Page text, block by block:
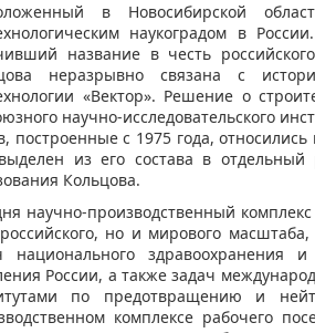
в Новосибирской
наукоградом в
название в честь
неразрывно связана с
«Вектор». Решение о
научно-исследовательского
построенные с 1975 года,
из его состава в
Кольцова.
научно-производственный
но и мирового
национального здравоохранения
России, а также задач
по предотвращению и
комплексе рабочего